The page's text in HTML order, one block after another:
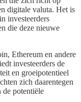
digitale valuta. Het is
investeerders
die deze nieuwe
Ethereum en andere
investeerders de
en groeipotentieel
zich daarentegen
de potentiële